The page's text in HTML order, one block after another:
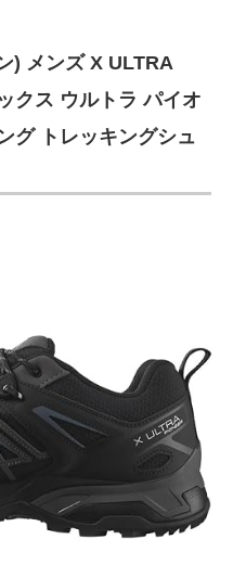
) メンズ X ULTRA
クス ウルトラ パイオ
グ トレッキングシュ